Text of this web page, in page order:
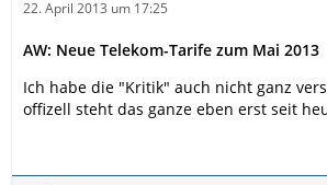
22. April 2013 um 17:25
AW: Neue Telekom-Tarife zum Mai 2013
Ich habe die "Kritik" auch nicht ganz
offizell steht das ganze eben erst seit